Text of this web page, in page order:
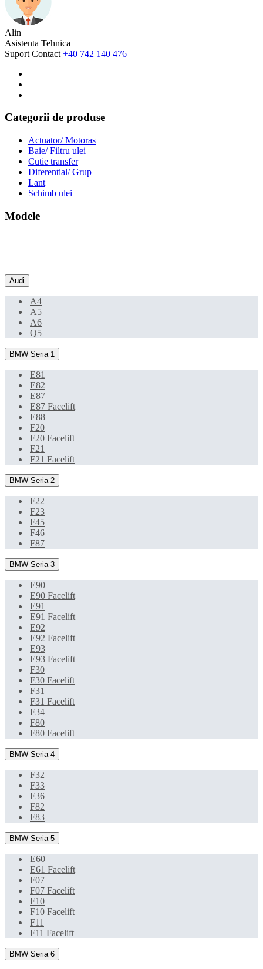
Alin
Asistenta Tehnica
Suport Contact +40 742 140 476
Categorii de produse
Actuator/ Motoras
Baie/ Filtru ulei
Cutie transfer
Diferential/ Grup
Lant
Schimb ulei
Modele
Audi
A4
A5
A6
Q5
BMW Seria 1
E81
E82
E87
E87 Facelift
E88
F20
F20 Facelift
F21
F21 Facelift
BMW Seria 2
F22
F23
F45
F46
F87
BMW Seria 3
E90
E90 Facelift
E91
E91 Facelift
E92
E92 Facelift
E93
E93 Facelift
F30
F30 Facelift
F31
F31 Facelift
F34
F80
F80 Facelift
BMW Seria 4
F32
F33
F36
F82
F83
BMW Seria 5
E60
E61 Facelift
F07
F07 Facelift
F10
F10 Facelift
F11
F11 Facelift
BMW Seria 6